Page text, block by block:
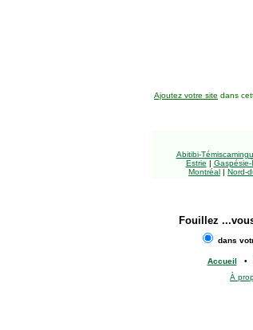
Ajoutez votre site dans
Abitibi-
Estrie | Gaspésie-
Montréal | Nord-
Fouillez
dans
Accueil •
À